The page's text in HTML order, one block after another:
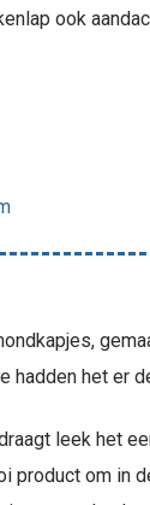
ook
hadden het er
leek het
product om in